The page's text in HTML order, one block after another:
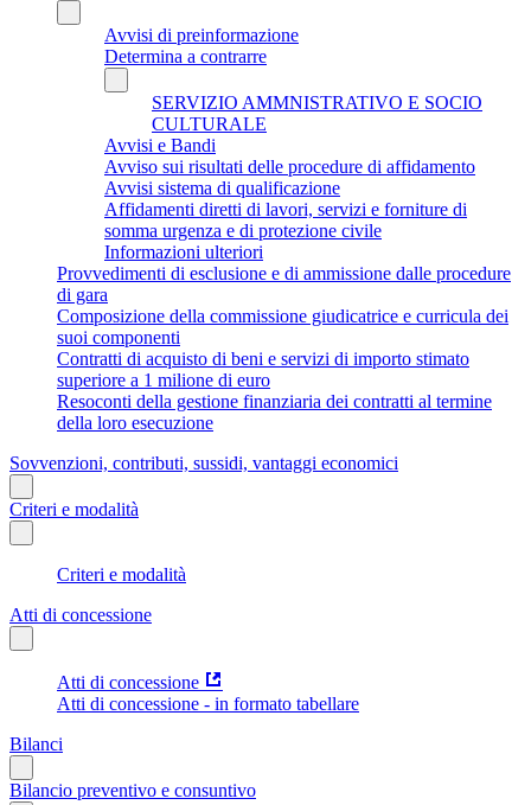
Avvisi di preinformazione
Determina a contrarre
SERVIZIO AMMNISTRATIVO E SOCIO
CULTURALE
Avvisi e Bandi
Avviso sui risultati delle procedure di affidamento
Avvisi sistema di qualificazione
Affidamenti diretti di lavori, servizi e forniture di
somma urgenza e di protezione civile
Informazioni ulteriori
Provvedimenti di esclusione e di ammissione dalle procedure
di gara
Composizione della commissione giudicatrice e curricula dei
suoi componenti
Contratti di acquisto di beni e servizi di importo stimato
superiore a 1 milione di euro
Resoconti della gestione finanziaria dei contratti al termine
della loro esecuzione
Sovvenzioni, contributi, sussidi, vantaggi economici
Criteri e modalità
Criteri e modalità
Atti di concessione
Atti di concessione
Atti di concessione - in formato tabellare
Bilanci
Bilancio preventivo e consuntivo